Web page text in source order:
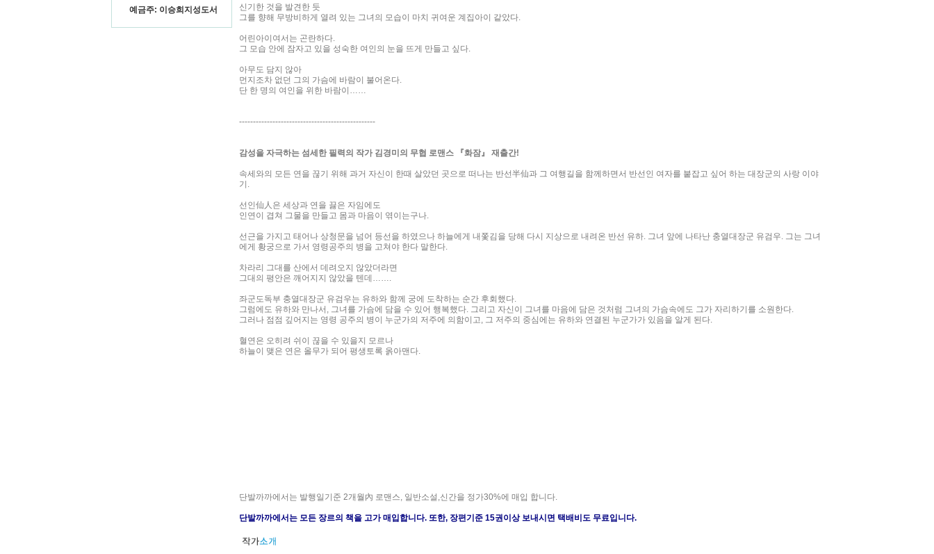
예금주: 이승희지성도서
신기한 것을 발견한 듯
그를 향해 무방비하게 열려 있는 그녀의 모습이 마치 귀여운 계집아이 같았다.
어린아이여서는 곤란하다.
그 모습 안에 잠자고 있을 성숙한 여인의 눈을 뜨게 만들고 싶다.
아무도 담지 않아
먼지조차 없던 그의 가슴에 바람이 불어온다.
단 한 명의 여인을 위한 바람이……
-------------------------------------------------
감성을 자극하는 섬세한 필력의 작가 김경미의 무협 로맨스 『화잠』 재출간!
속세와의 모든 연을 끊기 위해 과거 자신이 한때 살았던 곳으로 떠나는 반선半仙과 그 여행길을 함께하면서 반선인 여자를 붙잡고 싶어 하는 대장군의 사랑 이야
기.
선인仙人은 세상과 연을 끓은 자임에도
인연이 겹쳐 그물을 만들고 몸과 마음이 엮이는구나.
선근을 가지고 태어나 상청문을 넘어 등선을 하였으나 하늘에게 내쫓김을 당해 다시 지상으로 내려온 반선 유하. 그녀 앞에 나타난 충열대장군 유검우. 그는 그녀
에게 황궁으로 가서 영령공주의 병을 고쳐야 한다 말한다.
차라리 그대를 산에서 데려오지 않았더라면
그대의 평안은 깨어지지 않았을 텐데…….
좌군도독부 충열대장군 유검우는 유하와 함께 궁에 도착하는 순간 후회했다.
그럼에도 유하와 만나서, 그녀를 가슴에 담을 수 있어 행복했다. 그리고 자신이 그녀를 마음에 담은 것처럼 그녀의 가슴속에도 그가 자리하기를 소원한다.
그러나 점점 깊어지는 영령 공주의 병이 누군가의 저주에 의함이고, 그 저주의 중심에는 유하와 연결된 누군가가 있음을 알게 된다.
혈연은 오히려 쉬이 끊을 수 있을지 모르나
하늘이 맺은 연은 올무가 되어 평생토록 옭아맨다.
단발까까에서는 발행일기준 2개월內 로맨스, 일반소설,신간을 정가30%에 매입 합니다.
단발까까에서는 모든 장르의 책을 고가 매입합니다. 또한, 장편기준 15권이상 보내시면 택배비도 무료입니다.